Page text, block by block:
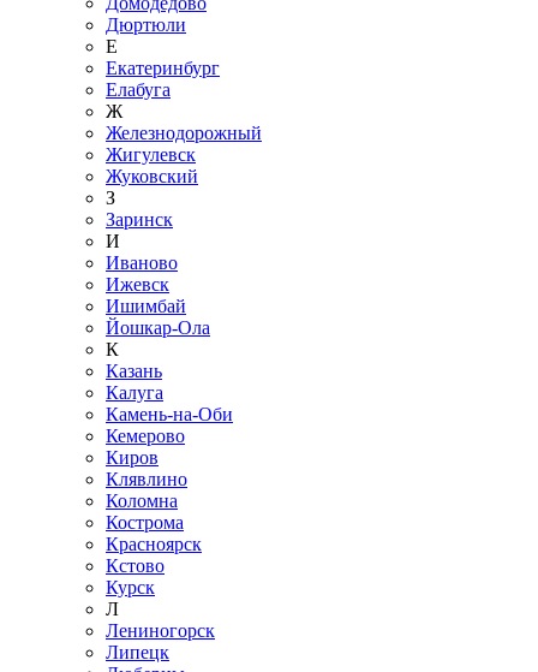
Дюртюли
Е
Екатеринбург
Елабуга
Ж
Железнодорожный
Жигулевск
Жуковский
З
Заринск
И
Иваново
Ижевск
Ишимбай
Йошкар-Ола
К
Казань
Калуга
Камень-на-Оби
Кемерово
Киров
Клявлино
Коломна
Кострома
Красноярск
Кстово
Курск
Л
Лениногорск
Липецк